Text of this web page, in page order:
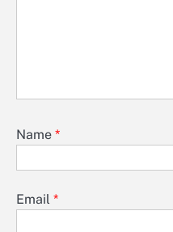
Name *
Email *